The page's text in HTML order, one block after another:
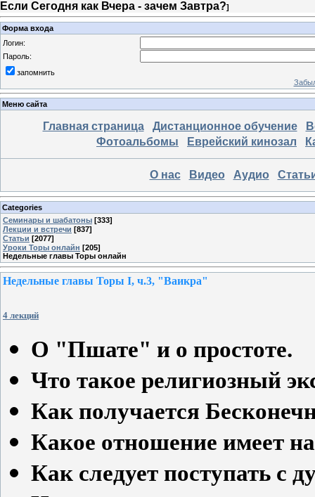
Если Сегодня как Вчера - зачем Завтра?]
Форма входа
Логин:
Пароль:
запомнить
Меню сайта
Главная страница Дистанционное обучение
Фотоальбомы
Еврейский кинозал
О нас Видео Аудио
Categories
Семинары и шабатоны [333]
Лекции и встречи [837]
Статьи [2077]
Уроки Торы онлайн [205]
Недельные главы Торы онлайн
Недельные главы Торы I, ч.3, "Ваикра"
4 лекций
О "Пшате" и о простоте.
Что такое религиозный
Как получается
Какое отношение имеет
Как следует поступать с